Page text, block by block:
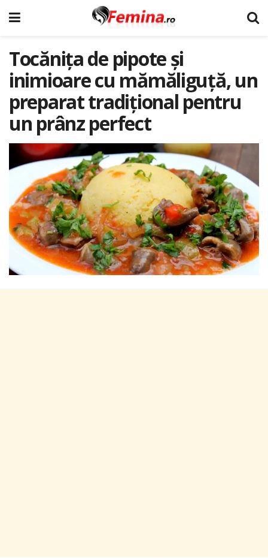
Tocănița de pipote și
inimioare cu mămăliguță, un
preparat tradițional pentru
un prânz perfect